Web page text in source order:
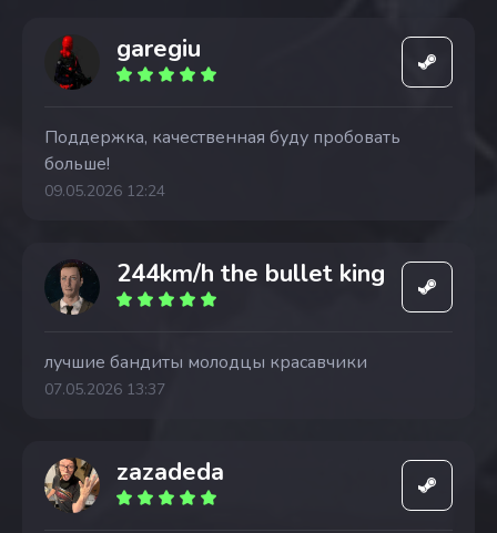
garegiu
Поддержка, качественная буду пробовать
больше!
09.05.2026 12:24
244km/h the bullet king
лучшие бандиты молодцы красавчики
07.05.2026 13:37
zazadeda